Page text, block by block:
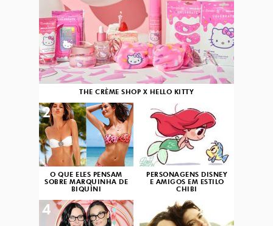
THE CRÈME SHOP X HELLO KITTY
O QUE ELES PENSAM
SOBRE MARQUINHA DE
BIQUÍNI
2
PERSONAGENS DISNEY
E AMIGOS EM ESTILO
CHIBI
3
4